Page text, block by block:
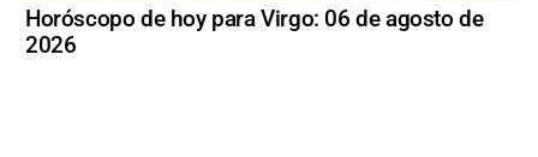
Horóscopo de hoy para Virgo: 06 de agosto de
2026